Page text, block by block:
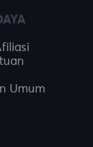
Umum